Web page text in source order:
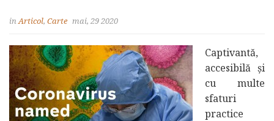
inArticol, Carte mai, 29 2020
Captivantă,
accesibilă și
cu multe
sfaturi
practice